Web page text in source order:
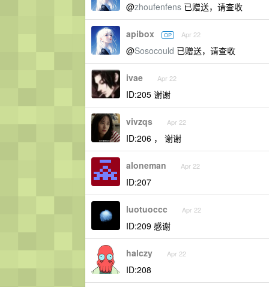
@zhoufenfens 已赠送，请查收
apibox OP Apr 22
@Sosocould 已赠送，请查收
ivae Apr 22
ID:205 谢谢
vivzqs Apr 22
ID:206 ， 谢谢
aloneman Apr 22
ID:207
luotuoccc Apr 22
ID:209 感谢
halczy Apr 22
ID:208